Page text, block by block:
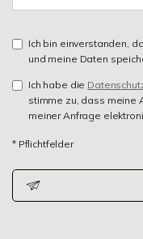
Ich bin einverstanden,
und meine Daten
Ich habe die
stimme zu, dass meine
meiner Anfrage
* Pflichtfelder